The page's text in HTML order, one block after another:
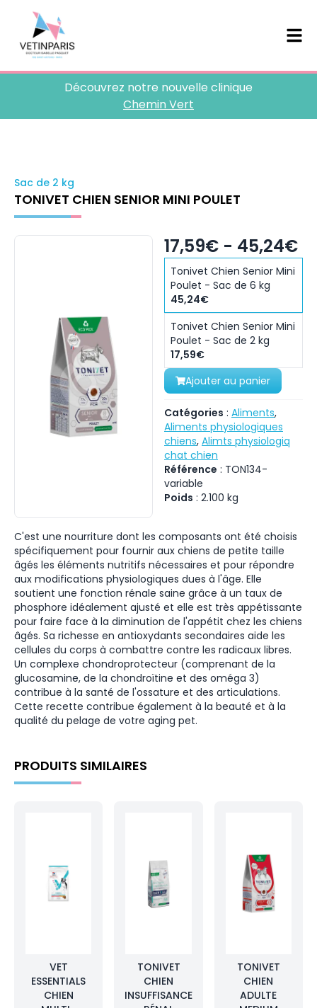
Découvrez notre nouvelle clinique
Chemin Vert
Sac de 2 kg
TONIVET CHIEN SENIOR MINI POULET
17,59€ - 45,24€
Tonivet Chien Senior Mini
Poulet - Sac de 6 kg
45,24€
Tonivet Chien Senior Mini
Poulet - Sac de 2 kg
17,59€
Ajouter au panier
Catégories : Aliments,
Aliments physiologiques
chiens, Alimts physiologiq
chat chien
Référence : TON134-
variable
Poids : 2.100 kg
C'est une nourriture dont les composants ont été choisis
spécifiquement pour fournir aux chiens de petite taille
âgés les éléments nutritifs nécessaires et pour répondre
aux modifications physiologiques dues à l'âge. Elle
soutient une fonction rénale saine grâce à un taux de
phosphore idéalement ajusté et elle est très appétissante
pour faire face à la diminution de l'appétit chez les chiens
âgés. Sa richesse en antioxydants secondaires aide les
cellules du corps à combattre contre les radicaux libres.
Un complexe chondroprotecteur (comprenant de la
glucosamine, de la chondroïtine et des oméga 3)
contribue à la santé de l'ossature et des articulations.
Cette recette contribue également à la beauté et à la
qualité du pelage de votre aging pet.
PRODUITS SIMILAIRES
VET
ESSENTIALS
CHIEN
TONIVET
CHIEN
INSUFFISANCE
TONIVET
CHIEN
ADULTE